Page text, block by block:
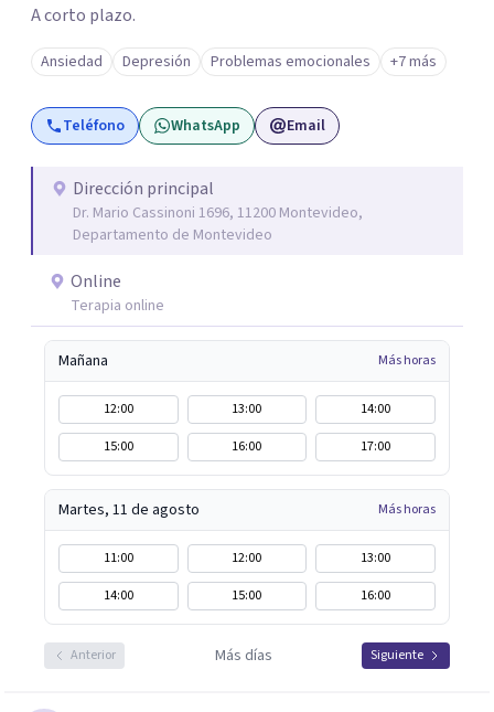
A corto plazo.
Ansiedad Depresión Problemas emocionales +7 más
Teléfono WhatsApp Email
Dirección principal
Dr. Mario Cassinoni 1696, 11200 Montevideo,
Departamento de Montevideo
Online
Terapia online
Mañana Más horas
12:00 13:00
14:00
15:00
16:00 17:00
Martes, 11 de agosto Más horas
11:00 12:00
13:00
14:00
15:00 16:00
Anterior Más días Siguiente